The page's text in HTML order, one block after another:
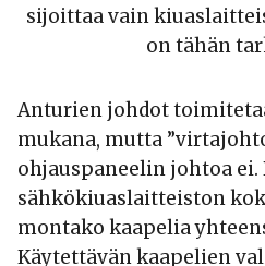
sijoittaa vain
on tähän
Anturien johdot
mukana, mutta
ohjauspaneelin johtoa ei.
sähkökiuaslaitteiston
montako kaapelia
Käytettävän kaapelien